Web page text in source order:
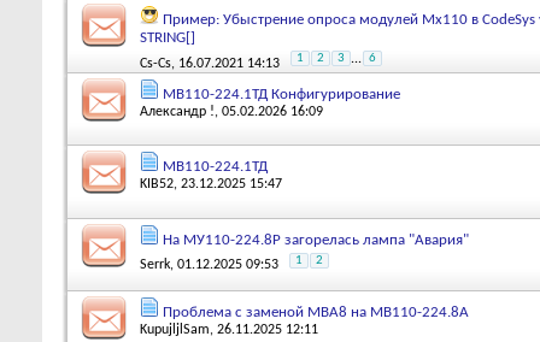
Пример: Убыстрение опроса модулей Мх110 в CodeSys
STRING[]
Cs-Cs, 16.07.2021 14:13 1 2 3 ... 6
МВ110-224.1ТД Конфигурирование
Александр !, 05.02.2026 16:09
МВ110-224.1ТД
KIB52, 23.12.2025 15:47
На МУ110-224.8Р загорелась лампа "Авария"
Serrk, 01.12.2025 09:53 1 2
Проблема с заменой МВА8 на МВ110-224.8А
KupujljlSam, 26.11.2025 12:11